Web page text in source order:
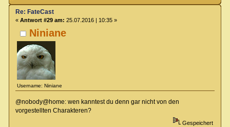
Niniane
Username: Niniane
Re: FateCast
« Antwort #29 am: 25.07.2016 | 10:35 »
@nobody@home: wen kanntest du denn gar nicht von den
vorgestellten Charakteren?
Gespeichert